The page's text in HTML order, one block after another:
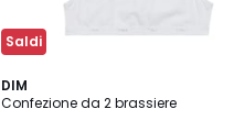
Saldi
DIM
Confezione da 2 brassiere
5
/
2
Colori